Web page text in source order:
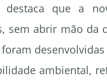
destaca que a
sem abrir mão da
foram
ambiental,